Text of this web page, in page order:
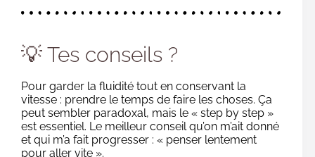
💡 Tes conseils ?
Pour garder la fluidité tout en conservant la
vitesse : prendre le temps de faire les choses. Ça
peut sembler paradoxal, mais le « step by step »
est essentiel. Le meilleur conseil qu’on m’ait donné
et qui m’a fait progresser : « penser lentement
pour aller vite ».